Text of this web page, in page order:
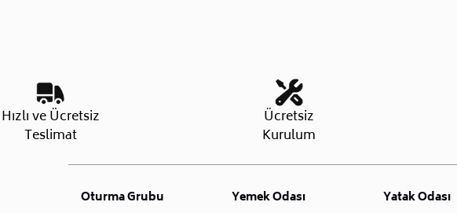
Hızlı ve Ücretsiz
Teslimat
Ücretsiz
Kurulum
Oturma Grubu
Yemek Odası
Yatak Odası